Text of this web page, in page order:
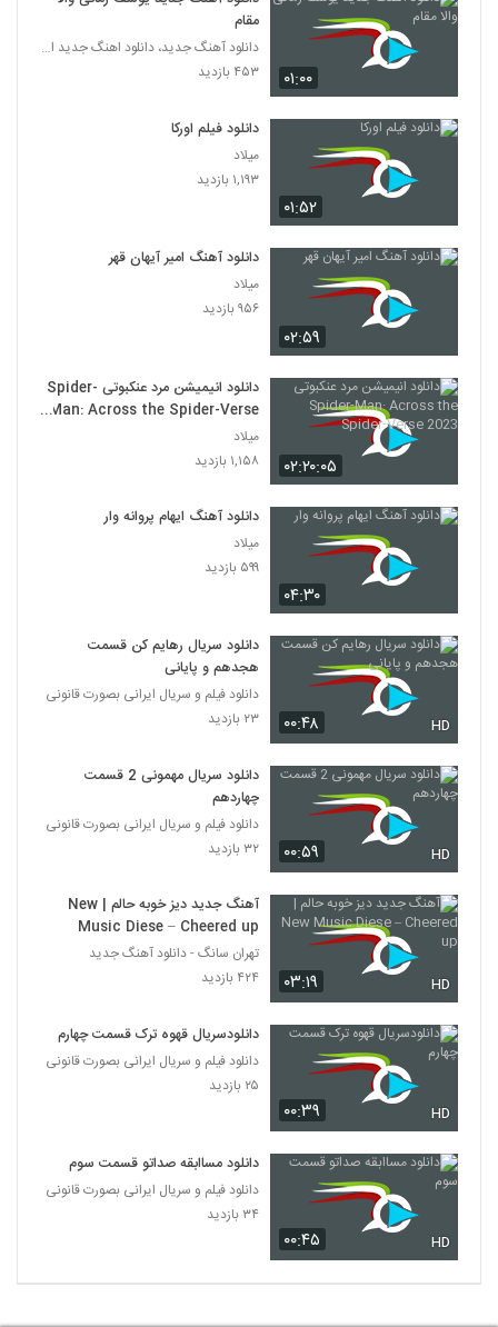
۰۱:۰۰
مقام
دانلود آهنگ جدید، دانلود اهنگ جدید ایرانی
۴۵۳ بازدید
۰۱:۵۲
دانلود فیلم اورکا
میلاد
۱,۱۹۳ بازدید
۰۲:۵۹
دانلود آهنگ امیر آیهان قهر
میلاد
۹۵۶ بازدید
۰۲:۲۰:۰۵
دانلود انیمیشن مرد عنکبوتی Spider-
Man: Across the Spider-Verse
2023
میلاد
۱,۱۵۸ بازدید
۰۴:۳۰
دانلود آهنگ ایهام پروانه وار
میلاد
۵۹۹ بازدید
۰۰:۴۸ HD
دانلود سریال رهایم کن قسمت
هجدهم و پایانی
دانلود فیلم و سریال ایرانی بصورت قانونی
۲۳ بازدید
۰۰:۵۹ HD
دانلود سریال مهمونی 2 قسمت
چهاردهم
دانلود فیلم و سریال ایرانی بصورت قانونی
۳۲ بازدید
۰۳:۱۹ HD
آهنگ جدید دیز خوبه حالم | New
Music Diese – Cheered up
تهران سانگ - دانلود آهنگ جدید
۴۲۴ بازدید
۰۰:۳۹ HD
دانلودسریال قهوه ترک قسمت چهارم
دانلود فیلم و سریال ایرانی بصورت قانونی
۲۵ بازدید
۰۰:۴۵ HD
دانلود مساابقه صداتو قسمت سوم
دانلود فیلم و سریال ایرانی بصورت قانونی
۳۴ بازدید